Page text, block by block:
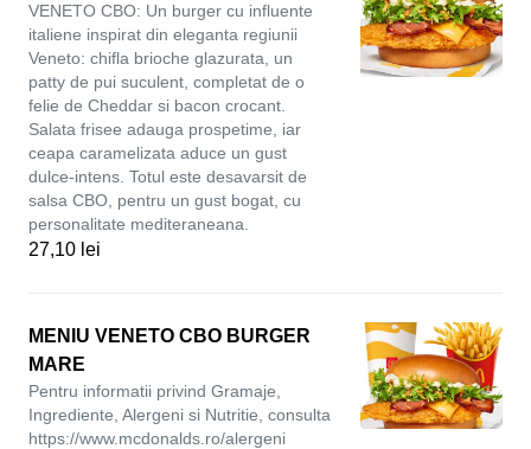
VENETO CBO: Un burger cu influente
italiene inspirat din eleganta regiunii
Veneto: chifla brioche glazurata, un
patty de pui suculent, completat de o
felie de Cheddar si bacon crocant.
Salata frisee adauga prospetime, iar
ceapa caramelizata aduce un gust
dulce-intens. Totul este desavarsit de
salsa CBO, pentru un gust bogat, cu
personalitate mediteraneana.
27,10 lei
MENIU VENETO CBO BURGER
MARE
Pentru informatii privind Gramaje,
Ingrediente, Alergeni si Nutritie, consulta
https://www.mcdonalds.ro/alergeni